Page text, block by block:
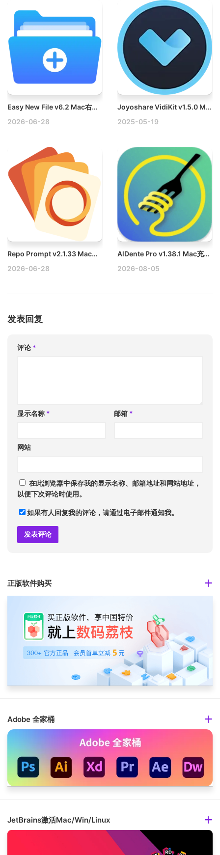
Easy New File v6.2 Mac右键增强工具破解版
2026-06-28
Joyoshare VidiKit v1.5.0 Mac视频工具包破解版
2025-05-19
Repo Prompt v2.1.33 Mac增强AI辅助编码破解版
2026-06-28
AlDente Pro v1.38.1 Mac充电限制器破解版
2026-08-05
发表回复
评论 *
显示名称 * 邮箱 *
网站
在此浏览器中保存我的显示名称、邮箱地址和网站地址，
以便下次评论时使用。
如果有人回复我的评论，请通过电子邮件通知我。
正版软件购买
Adobe 全家桶
JetBrains激活Mac/Win/Linux